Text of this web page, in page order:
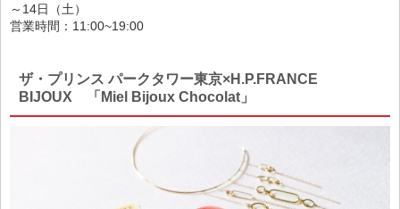
～14日（土）
営業時間：11:00~19:00
ザ・プリンス パークタワー東京×H.P.FRANCE
BIJOUX 「Miel Bijoux Chocolat」